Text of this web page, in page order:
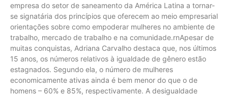
empresa do setor de saneamento da América Latina a tornar-
se signatária dos princípios que oferecem ao meio empresarial
orientações sobre como empoderar mulheres no ambiente de
trabalho, mercado de trabalho e na comunidade.rnApesar de
muitas conquistas, Adriana Carvalho destaca que, nos últimos
15 anos, os números relativos à igualdade de gênero estão
estagnados. Segundo ela, o número de mulheres
economicamente ativas ainda é bem menor do que o de
homens – 60% e 85%, respectivamente. A desigualdade